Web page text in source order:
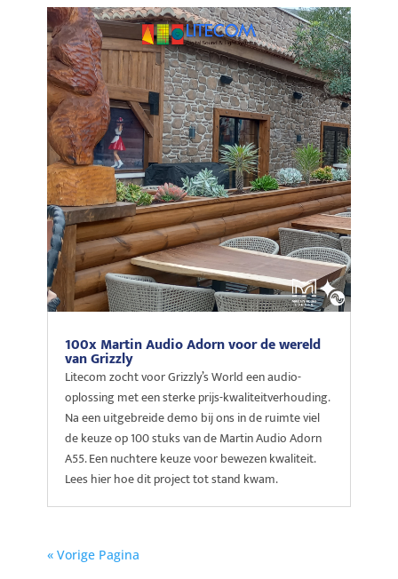
100x Martin Audio Adorn voor de wereld
van Grizzly
Litecom zocht voor Grizzly’s World een audio-
oplossing met een sterke prijs-kwaliteitverhouding.
Na een uitgebreide demo bij ons in de ruimte viel
de keuze op 100 stuks van de Martin Audio Adorn
A55. Een nuchtere keuze voor bewezen kwaliteit.
Lees hier hoe dit project tot stand kwam.
« Vorige Pagina